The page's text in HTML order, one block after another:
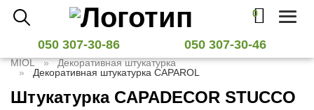
0
Toggle
050 307-30-86 050 307-30-46
MIOL
Декоративная штукатурка
Декоративная штукатурка CAPAROL
Штукатурка CAPADECOR STUCCO